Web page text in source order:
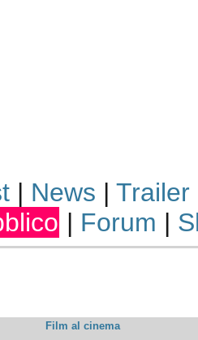
| News | Trailer
| Forum |
Film al cinema